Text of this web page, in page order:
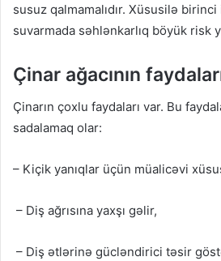
susuz qalmamalıdır. Xüsusilə
suvarmada səhlənkarlıq böyük risk
Çinar ağacının
Çinarın çoxlu faydaları var. Bu
sadalamaq olar:
– Kiçik yanıqlar üçün müalicəvi
– Diş ağrısına yaxşı gəlir,
– Diş ətlərinə gücləndirici təsir